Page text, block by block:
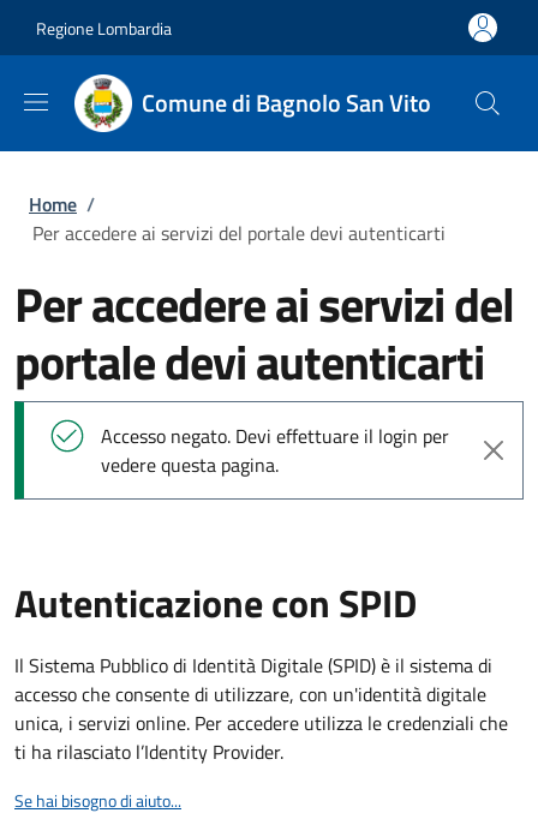
Regione Lombardia
Comune di Bagnolo San Vito
Briciole di pane
Home /
Per accedere ai servizi del portale devi autenticarti
Per accedere ai servizi del
portale devi autenticarti
Messaggio di stato
Accesso negato. Devi effettuare il login per
vedere questa pagina.
Autenticazione con SPID
Il Sistema Pubblico di Identità Digitale (SPID) è il sistema di
accesso che consente di utilizzare, con un'identità digitale
unica, i servizi online. Per accedere utilizza le credenziali che
ti ha rilasciato l’Identity Provider.
Se hai bisogno di aiuto...